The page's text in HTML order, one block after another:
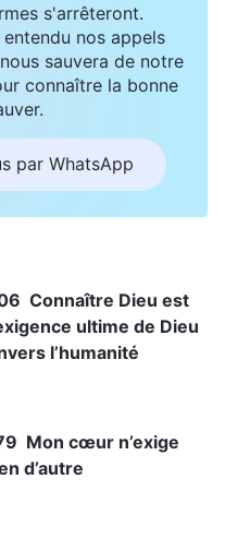
s'arrêteront.
nos appels
sauvera de notre
connaître la bonne
par WhatsApp
Connaître Dieu est
ultime de Dieu
l’humanité
Mon cœur n’exige
d’autre